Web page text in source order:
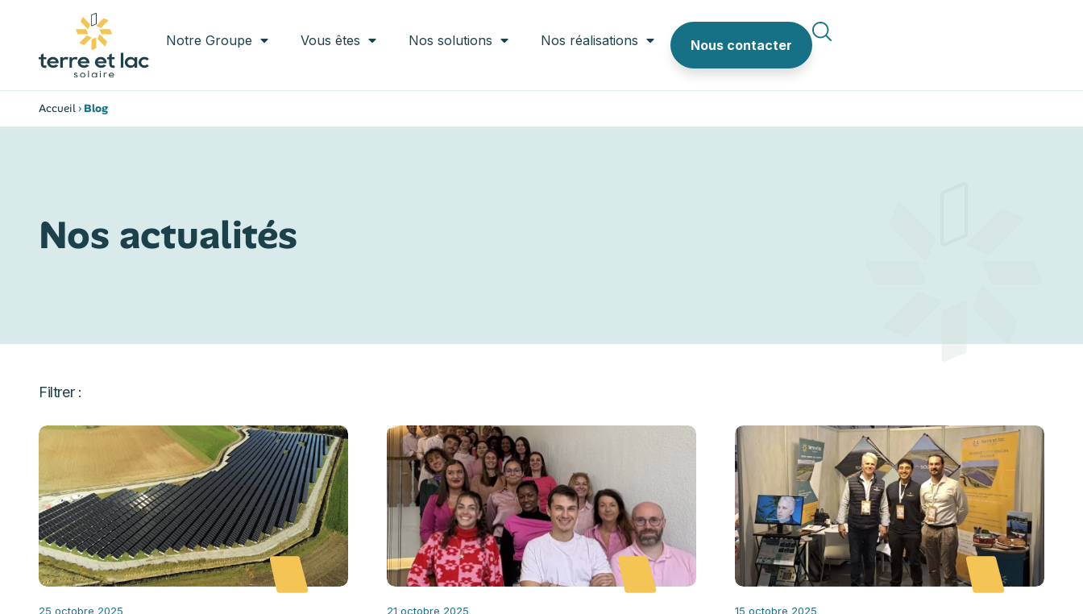
Notre Groupe Vous êtes Nos solutions Nos réalisations Nous contacter
Accueil› Blog
Nos actualités
Filtrer :
25 octobre 2025 21 octobre 2025 15 octobre 2025